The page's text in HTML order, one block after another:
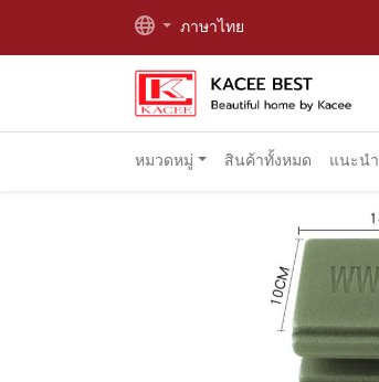
ภาษาไทย
หมวดหมู่ สินค้าทั้งหมด แนะนำ